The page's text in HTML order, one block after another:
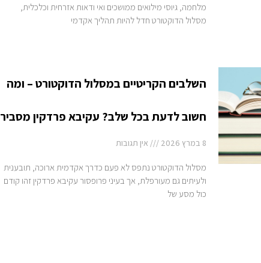
מלחמה, גיוסי מילואים ממושכים ואי ודאות אזרחית וכלכלית,
מסלול הדוקטורט חדל להיות תהליך אקדמי
השלבים הקריטיים במסלול הדוקטורט – ומה
חשוב לדעת בכל שלב? עקיבא פרדקין מסביר
8 במרץ 2026 אין תגובות
מסלול הדוקטורט נתפס לא פעם כדרך אקדמית ארוכה, תובענית
ולעיתים גם מעורפלת, אך בעיני פרופסור עקיבא פרדקין זהו קודם
כול מסע של